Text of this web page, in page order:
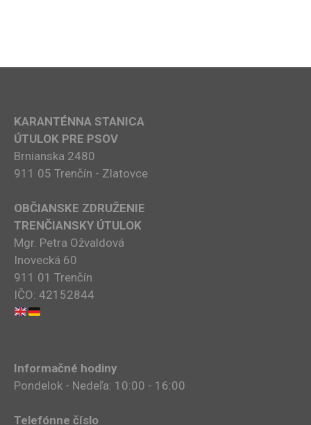
KARANTÉNNA STANICA
ÚTULOK PRE PSOV
Brnianska 2480
911 05 Trenčín - Zlatovce
OBČIANSKE ZDRUŽENIE
TRENČIANSKY ÚTULOK
Mgr. Petra Ožvaldová
Inovecká 60
911 01 Trenčín
IČO: 42152844
Informačné hodiny
Pondelok - Nedeľa: 10:00 - 16:00
Telefónne číslo